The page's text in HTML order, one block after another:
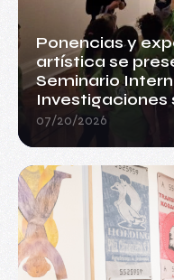
Ponencias y
artística se
Seminario
Investigaciones
07/20/2026